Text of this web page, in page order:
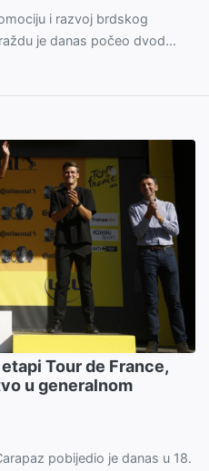
i razvoj brdskog
je danas počeo dvod...
Tour de France,
u generalnom
pobijedio je danas u 18.